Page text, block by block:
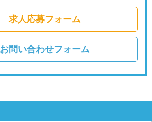
求人応募フォーム
お問い合わせフォーム